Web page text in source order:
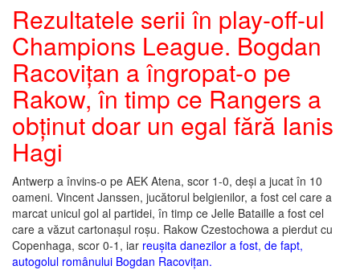
Rezultatele serii în play-off-ul
Champions League. Bogdan
Racovițan a îngropat-o pe
Rakow, în timp ce Rangers a
obținut doar un egal fără Ianis
Hagi
Antwerp a învins-o pe AEK Atena, scor 1-0, deși a jucat în 10
oameni. Vincent Janssen, jucătorul belgienilor, a fost cel care a
marcat unicul gol al partidei, în timp ce Jelle Bataille a fost cel
care a văzut cartonașul roșu. Rakow Czestochowa a pierdut cu
Copenhaga, scor 0-1, iar reușita danezilor a fost, de fapt,
autogolul românului Bogdan Racovițan.